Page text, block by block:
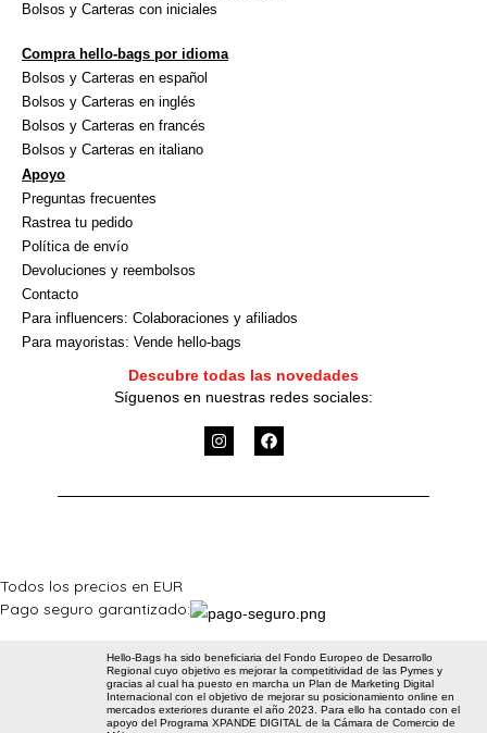
Bolsos y Carteras con iniciales
Compra hello-bags por idioma
Bolsos y Carteras en español
Bolsos y Carteras en inglés
Bolsos y Carteras en francés
Bolsos y Carteras en italiano
Apoyo
Preguntas frecuentes
Rastrea tu pedido
Política de envío
Devoluciones y reembolsos
Contacto
Para influencers: Colaboraciones y afiliados
Para mayoristas: Vende hello-bags
Descubre todas las novedades
Síguenos en nuestras redes sociales:
I
n
a
F
a
b
Todos los precios en EUR
Pago seguro garantizado:
Hello-Bags ha sido beneficiaria del Fondo Europeo de Desarrollo
Regional cuyo objetivo es mejorar la competitividad de las Pymes y
gracias al cual ha puesto en marcha un Plan de Marketing Digital
Internacional con el objetivo de mejorar su posicionamiento online en
mercados exteriores durante el año 2023. Para ello ha contado con el
apoyo del Programa XPANDE DIGITAL de la Cámara de Comercio de